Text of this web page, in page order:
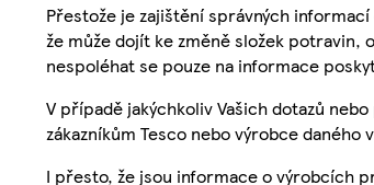
Přestože je zajištění správných
že může dojít ke změně složek potravin,
nespoléhat se pouze na informace
V případě jakýchkoliv Vašich dotazů
zákazníkům Tesco nebo výrobce daného
I přesto, že jsou informace o výrobcích